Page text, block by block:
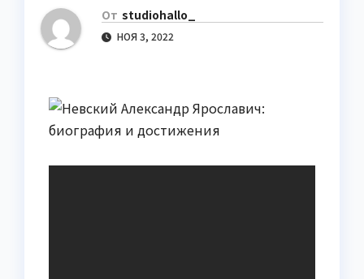
От studiohallo_
НОЯ 3, 2022